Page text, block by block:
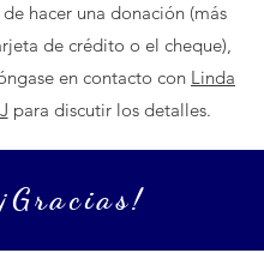
hacer una donación (más
de crédito o el cheque),
en contacto con Linda
para discutir los detalles.
¡Gracias!